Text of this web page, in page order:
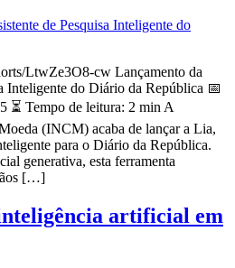
LtwZe3O8-cw Lançamento da
Inteligente do Diário da República 📅
Tempo de leitura: 2 min A
(INCM) acaba de lançar a Lia,
para o Diário da República.
generativa, esta ferramenta
[…]
artificial em